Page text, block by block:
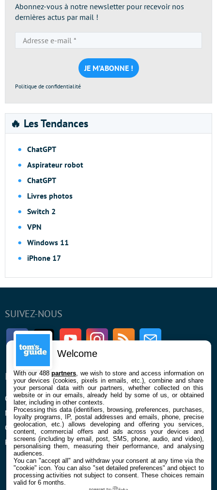
Abonnez-vous à notre newsletter pour recevoir nos
dernières actus par mail !
e-
mail
*
Politique de confidentialité
🔥 Les Tendances
ChatGPT
Aspirateur robot
ChatGPT
Livres photos
Switch 2
VPN
Windows 11
iPhone 17
SUIVEZ-NOUS
FacebookTwitter Youtube InstagramRSS Newsletter
ENTREPRISE
Qui sommes nous
Mentions légales et CGU
Confidentialité et Cookies
Préférences cookies
À PROPOS
La rédaction
Contact
Welcome
With our 488partners , we wish to store and access information on
your devices (cookies, pixels in emails, etc.), combine and share
your personal data with our partners, whether collected on this
website or in our emails, already held by some of us, or obtained
later, including in other contexts.
Processing this data (identifiers, browsing, preferences, purchases,
loyalty programs, IP, postal addresses and emails, phone, precise
geolocation, etc.) allows developing and offering you services,
content, commercial offers and ads across your devices and
screens (including by email, post, SMS, phone, audio, and video),
personalising them, measuring their performance, and analysing
audiences.
You can "accept all" and withdraw your consent at any time via the
"cookie" icon. You can also "set detailed preferences" and object to
processing activities not subject to consent. These choices remain
valid for 6 months.
powered by